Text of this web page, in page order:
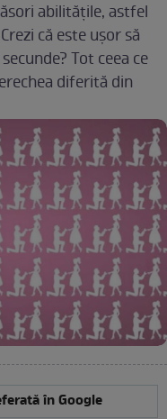
abilitățile, astfel
că este ușor să
Tot ceea ce
diferită din
în Google